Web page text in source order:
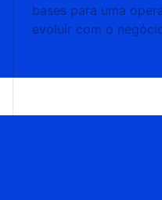
bases para uma
evoluir com o